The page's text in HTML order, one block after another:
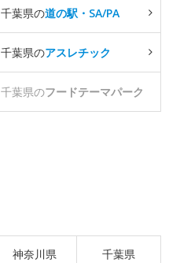
千葉県の道の駅・SA/PA
千葉県のアスレチック
千葉県のフードテーマパーク
神奈川県 千葉県